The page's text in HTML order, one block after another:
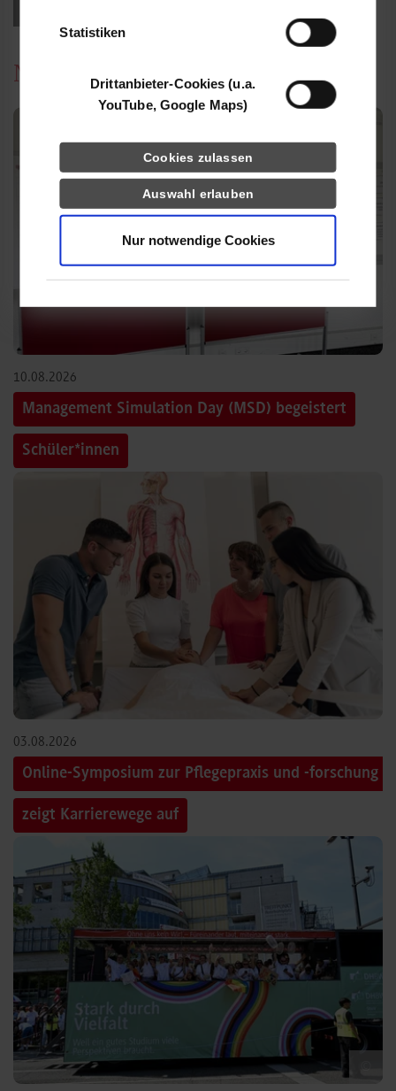
Statistiken
Drittanbieter-Cookies (u.a.
YouTube, Google Maps)
Cookies zulassen
Auswahl erlauben
Nur notwendige Cookies
News
10.08.2026
Management Simulation Day (MSD) begeistert
Schüler*innen
03.08.2026
Online-Symposium zur Pflegepraxis und -forschung
zeigt Karrierewege auf